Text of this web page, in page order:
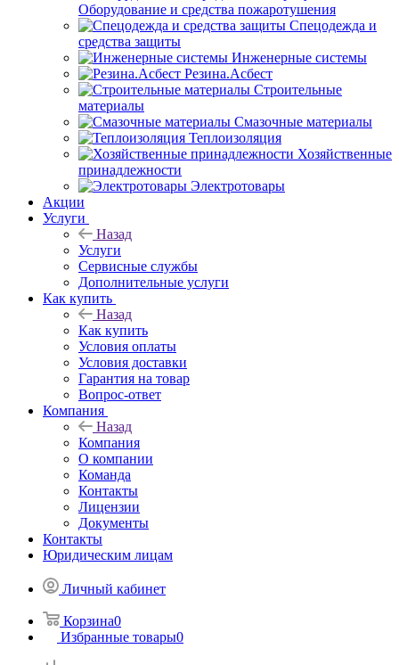
Оборудование и средства пожаротушения
Спецодежда и
средства защиты
Инженерные системы
Резина.Асбест
Строительные
материалы
Смазочные материалы
Теплоизоляция
Хозяйственные
принадлежности
Электротовары
Акции
Услуги
Назад
Услуги
Сервисные службы
Дополнительные услуги
Как купить
Назад
Как купить
Условия оплаты
Условия доставки
Гарантия на товар
Вопрос-ответ
Компания
Назад
Компания
О компании
Команда
Контакты
Лицензии
Документы
Контакты
Юридическим лицам
Личный кабинет
Корзина0
Избранные товары0